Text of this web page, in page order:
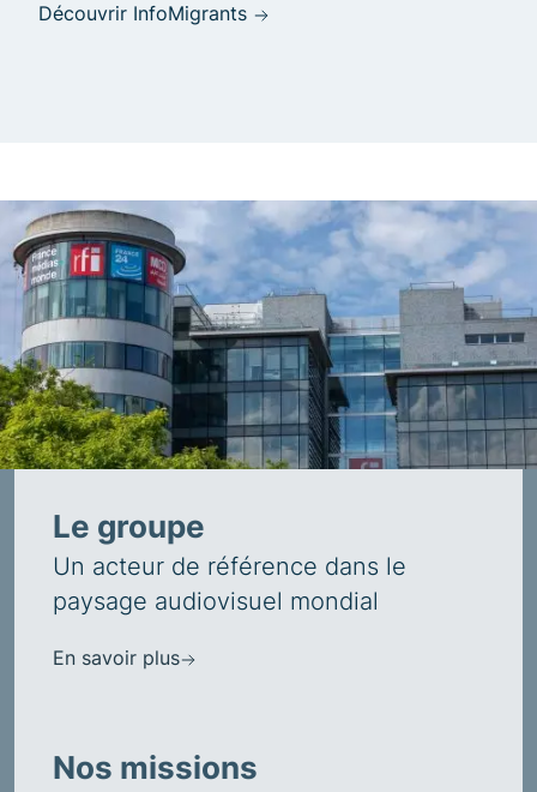
Découvrir InfoMigrants
Le groupe
Un acteur de référence dans le
paysage audiovisuel mondial
En savoir plus
Nos missions